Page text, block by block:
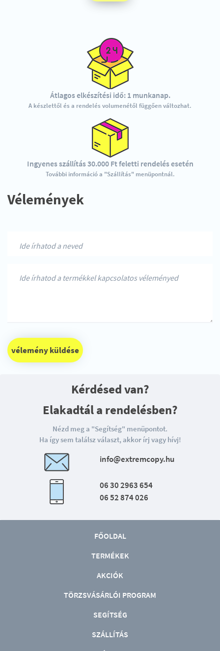
Átlagos elkészítési idő: 1 munkanap.
A készlettől és a rendelés volumenétől függően változhat.
Ingyenes szállítás 30.000 Ft feletti rendelés esetén
További információ a "Szállítás" menüpontnál.
Vélemények
vélemény küldése
Kérdésed van?
Elakadtál a rendelésben?
Nézd meg a "Segítség" menüpontot.
Ha így sem találsz választ, akkor írj vagy hívj!
info@extremcopy.hu
06 30 2963 654
06 52 874 026
FŐOLDAL
TERMÉKEK
AKCIÓK
TÖRZSVÁSÁRLÓI PROGRAM
SEGÍTSÉG
SZÁLLÍTÁS